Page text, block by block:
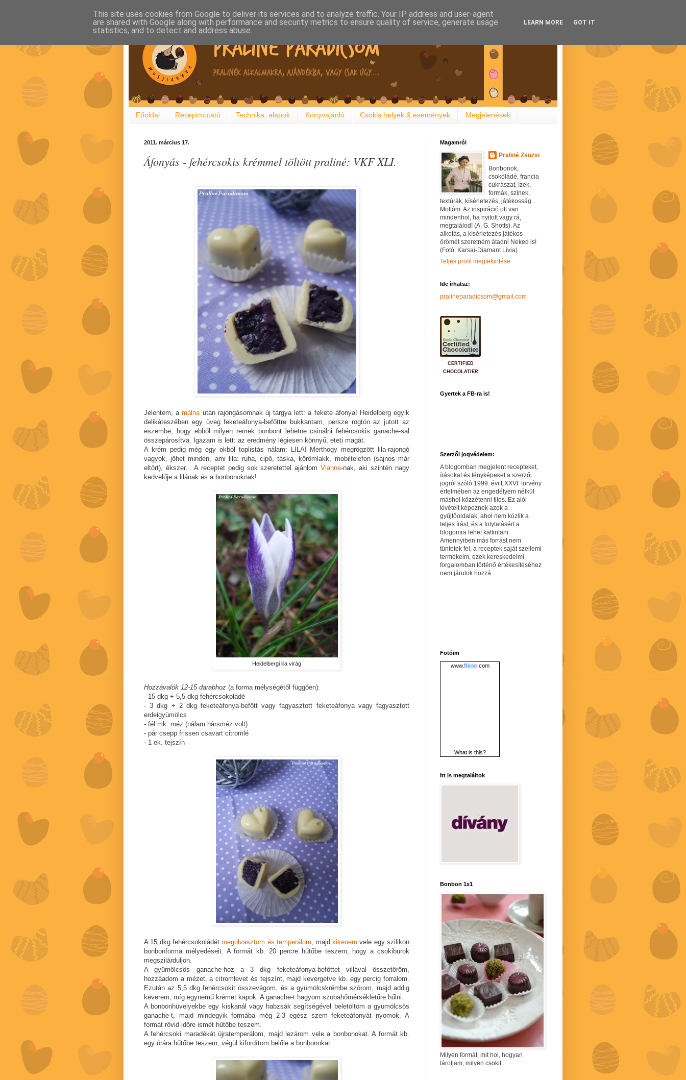
Főoldal Receptmutató Technika, alapok Könyvajánló Csokis helyek & események Megjelenések
2011. március 17.
Áfonyás - fehércsokis krémmel töltött praliné: VKF XLI.
Jelentem, amálnaután rajongásomnak új tárgya lett: a fekete áfonya! Heidelberg egyik
delikáteszében egy üveg feketeáfonya-befőttre bukkantam, persze rögtön az jutott az
eszembe, hogy ebből milyen remek bonbont lehetne csinálni fehércsokis ganache-sal
összepárosítva. Igazam is lett: az eredmény légiesen könnyű, eteti magát.
A krém pedig még egy okból toplistás nálam: LILA! Merthogy megrögzött lila-rajongó
vagyok, jöhet minden, ami lila: ruha, cipő, táska, körömlakk, mobiltelefon (sajnos már
eltört), ékszer... A receptet pedig sok szeretettel ajánlomVianne-nak, aki szintén nagy
kedvelője a lilának és a bonbonoknak!
Heidelbergi lila virág
Hozzávalók 12-15 darabhoz (a forma mélységétől függően):
- 15 dkg + 5,5 dkg fehércsokoládé
- 3 dkg + 2 dkg feketeáfonya-befőtt vagy fagyasztott feketeáfonya vagy fagyasztott
erdeigyümölcs
- fél mk. méz (nálam hársméz volt)
- pár csepp frissen csavart citromlé
- 1 ek. tejszín
A 15 dkg fehércsokoládétmegolvasztom és temperálom, majd kikenem vele egy szilikon
bonbonforma mélyedéseit. A formát kb. 20 percre hűtőbe teszem, hogy a csokiburok
megszilárduljon.
A gyümölcsös ganache-hoz a 3 dkg feketeáfonya-befőttet villával összetöröm,
hozzáadom a mézet, a citromlevet és tejszínt, majd kevergetve kb. egy percig forralom.
Ezután az 5,5 dkg fehércsokit összevágom, és a gyümölcskrémbe szórom, majd addig
keverem, míg egynemű krémet kapok. A ganache-t hagyom szobahőmérsékletűre hűlni.
A bonbonhüvelyekbe egy kiskanál vagy habzsák segítségével beletöltöm a gyümölcsös
ganache-t, majd mindegyik formába még 2-3 egész szem feketeáfonyát nyomok. A
formát rövid időre ismét hűtőbe teszem.
A fehércsoki maradékát újratemperálom, majd lezárom vele a bonbonokat. A formát kb.
egy órára hűtőbe teszem, végül kifordítom belőle a bonbonokat.
Magamról
Praliné Zsuzsi
Bonbonok,
csokoládé, francia
cukrászat, ízek,
formák, színek,
textúrák, kísérletezés, játékosság...
Mottóm: Az inspiráció ott van
mindenhol, ha nyitott vagy rá,
megtalálod! (A. G. Shotts). Az
alkotás, a kísérletezés játékos
örömét szeretném átadni Neked is!
(Fotó: Karsai-Diamant Lívia)
Teljes profil megtekintése
Ide írhatsz:
pralineparadicsom@gmail.com
CERTIFIED
CHOCOLATIER
Gyertek a FB-ra is!
Szerzői jogvédelem:
A blogomban megjelent recepteket,
írásokat és fényképeket a szerzői
jogról szóló 1999. évi LXXVI. törvény
értelmében az engedélyem nélkül
máshol közzétenni tilos. Ez alól
kivételt képeznek azok a
gyűjtőoldalak, ahol nem közlik a
teljes írást, és a folytatásért a
blogomra lehet kattintani.
Amennyiben más forrást nem
tüntetek fel, a receptek saját szellemi
termékeim, ezek kereskedelmi
forgalomban történő értékesítéséhez
nem járulok hozzá.
Fotóim
www.flickr.com
What is this?
Itt is megtaláltok
Bonbon 1x1
Milyen formát, mit hol, hogyan
tároljam, milyen csokit...
This site uses cookies from Google to deliver its services and to analyze traffic. Your IP address and user-agent
are shared with Google along with performance and security metrics to ensure quality of service, generate usage
statistics, and to detect and address abuse.
LEARN MORE GOT IT